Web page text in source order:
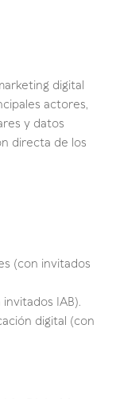
digital
actores,
y datos
directa de los
(con invitados
IAB).
digital (con